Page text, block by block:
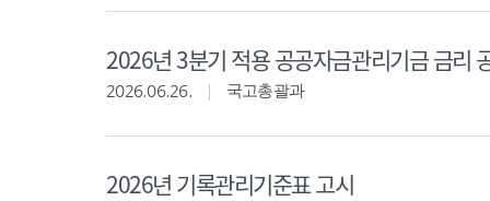
2026년 3분기 적용 공공자금관리기금 금리
2026.06.26. 국고총괄과
2026년 기록관리기준표 고시